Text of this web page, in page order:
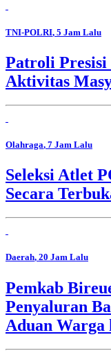
TNI-POLRI, 5 Jam Lalu
Patroli Presisi
Aktivitas
Olahraga, 7 Jam Lalu
Seleksi Atlet
Secara
Daerah, 20 Jam Lalu
Pemkab
Penyaluran
Aduan Warga